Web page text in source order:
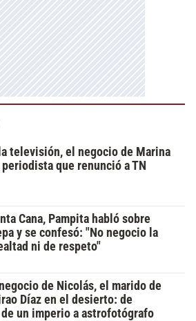
televisión, el negocio de Marina
que renunció a TN
Cana, Pampita habló sobre
y se confesó: "No negocio la
ni de respeto"
de Nicolás, el marido de
Díaz en el desierto: de
de un imperio a astrofotógrafo